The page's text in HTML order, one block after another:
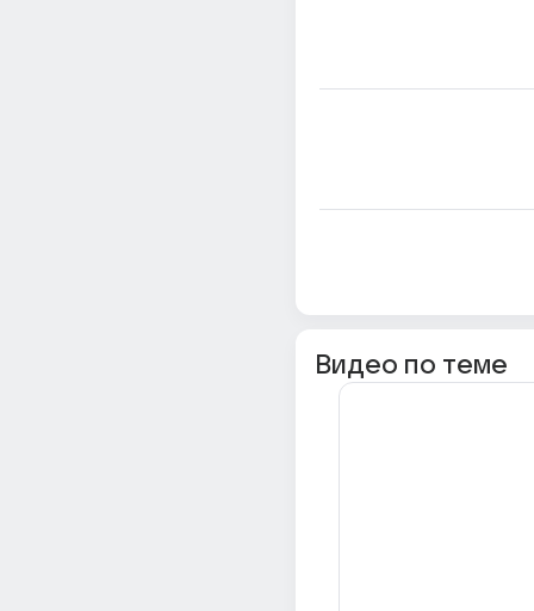
Видео по теме